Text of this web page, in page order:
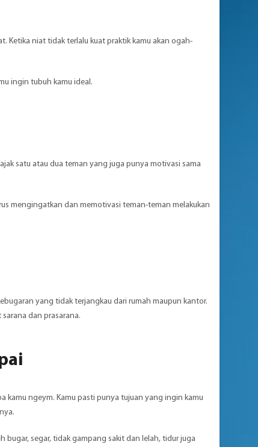
Ketika niat tidak terlalu kuat praktik kamu akan ogah-
ingin tubuh kamu ideal.
satu atau dua teman yang juga punya motivasi sama
mengingatkan dan memotivasi teman-teman melakukan
yang tidak terjangkau dari rumah maupun kantor.
dan prasarana.
kamu ngeym. Kamu pasti punya tujuan yang ingin kamu
bugar, segar, tidak gampang sakit dan lelah, tidur juga